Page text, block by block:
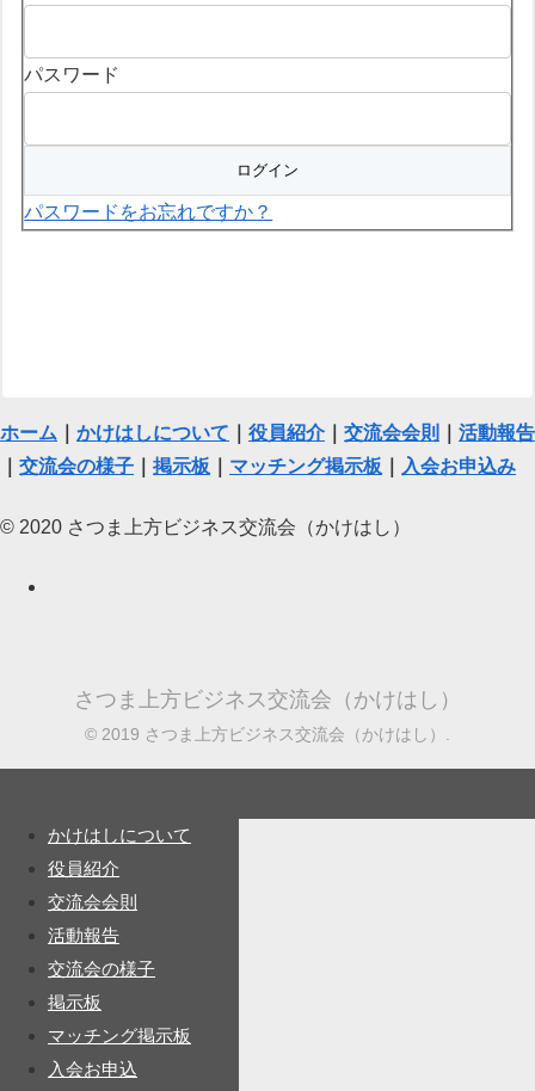
パスワード
パスワードをお忘れですか？
ホーム かけはしについて 役員紹介｜ 交流会会則
活動報告
交流会の様子 掲示板 マッチング掲示板 入会お申込み
© 2020 さつま上方ビジネス交流会（かけはし）
さつま上方ビジネス交流会（かけはし）
© 2019 さつま上方ビジネス交流会（かけはし）.
かけはしについて
役員紹介
交流会会則
活動報告
交流会の様子
掲示板
マッチング掲示板
入会お申込